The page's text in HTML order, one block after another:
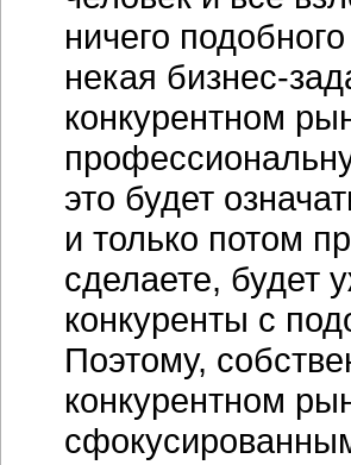
ничего
некая бизнес-
конкурентном
это будет
и только потом
сделаете, будет
конкуренты с
Поэтому,
конкурентном